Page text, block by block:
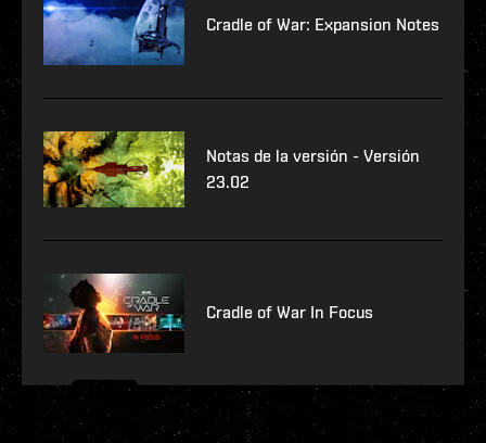
Cradle of War: Expansion Notes
Notas de la versión - Versión
23.02
Cradle of War In Focus